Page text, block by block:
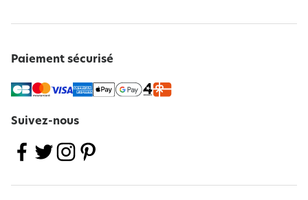
Paiement sécurisé
Suivez-nous